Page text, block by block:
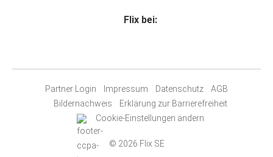
Flix bei:
Partner Login Impressum Datenschutz
AGB
Bildernachweis
Erklärung zur Barrierefreiheit
Cookie-Einstellungen ändern
© 2026 Flix SE